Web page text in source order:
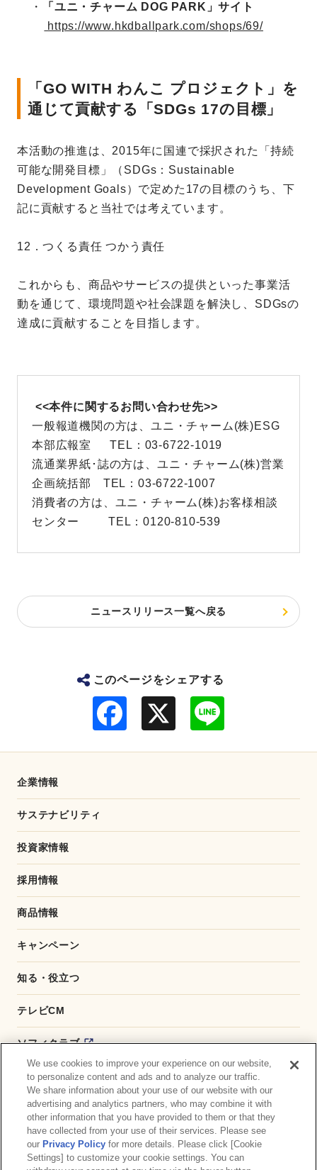
・
「ユニ・チャーム DOG PARK」サイト
https://www.hkdballpark.com/shops/69/
「GO WITH わんこ プロジェクト」を
通じて貢献する「SDGs 17の目標」
本活動の推進は、2015年に国連で採択された「持続
可能な開発目標」（SDGs：Sustainable
Development Goals）で定めた17の目標のうち、下
記に貢献すると当社では考えています。
12．つくる責任 つかう責任
これからも、商品やサービスの提供といった事業活
動を通じて、環境問題や社会課題を解決し、SDGsの
達成に貢献することを目指します。
<<本件に関するお問い合わせ先>>
一般報道機関の方は、ユニ・チャーム(株)ESG
本部広報室 TEL：03-6722-1019
流通業界紙･誌の方は、ユニ・チャーム(株)営業
企画統括部 TEL：03-6722-1007
消費者の方は、ユニ・チャーム(株)お客様相談
センター TEL：0120-810-539
ニュースリリース一覧へ戻る
このページをシェアする
企業情報
サステナビリティ
投資家情報
採用情報
商品情報
キャンペーン
知る・役立つ
テレビCM
ソフィクラブ
かんたん応募サービス
ダイレクトショップ
商品取扱い店舗検索
We use cookies to improve your experience on our website,
to personalize content and ads and to analyze our traffic.
We share information about your use of our website with our
advertising and analytics partners, who may combine it with
other information that you have provided to them or that they
have collected from your use of their services. Please see
our Privacy Policy for more details. Please click [Cookie
Settings] to customize your cookie settings. You can